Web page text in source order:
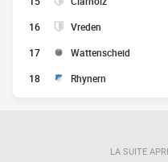
16 Vreden
17 Wattenscheid
18 Rhynern
LA SUITE